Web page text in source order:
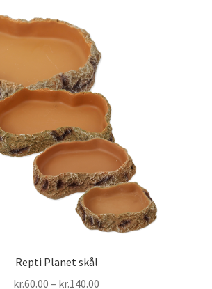
Repti Planet skål
kr.60.00 – kr.140.00